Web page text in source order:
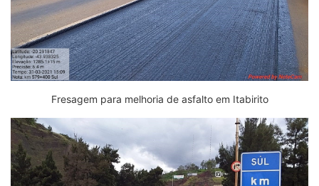
Fresagem para melhoria de asfalto em Itabirito